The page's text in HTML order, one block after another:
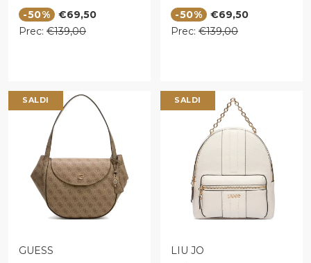
-50%
Prezzo di vendita
€69,50
Prezzo regolare
Prec: €139,00
-50%
Prezzo di vendita
€69,50
Prezzo regolare
Prec: €139,00
SALDI
VENDITORE:
GUESS
SALDI
VENDITORE:
LIU JO